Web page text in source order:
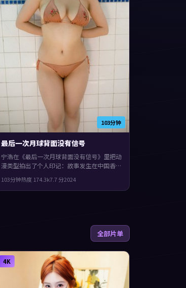
103分钟
最后一次月球背面没有信号
宁浩在《最后一次月球背面没有信号》里把动
漫类型拍出了个人印记：故事发生在中国香
泉、雷佳音。影片在类型框架里仍保留了作者
表达，群像戏份饱满，配角也有完整弧光。
103分钟热度 174.3k7.7分2024
全部片单
4K